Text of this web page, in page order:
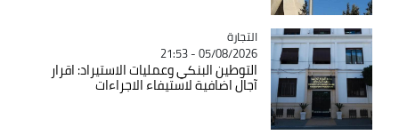
Catégorie
التجارة
05/08/2026 - 21:53
التوطين البنكي وعمليات الاستيراد: اقرار
آجال اضافية لاستيفاء الاجراءات